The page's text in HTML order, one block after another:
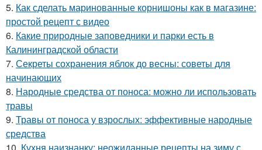
5. Как сделать маринованные корнишоны как в магазине:
простой рецепт с видео
6. Какие природные заповедники и парки есть в
Калининградской области
7. Секреты сохранения яблок до весны: советы для
начинающих
8. Народные средства от поноса: можно ли использовать
травы
9. Травы от поноса у взрослых: эффективные народные
средства